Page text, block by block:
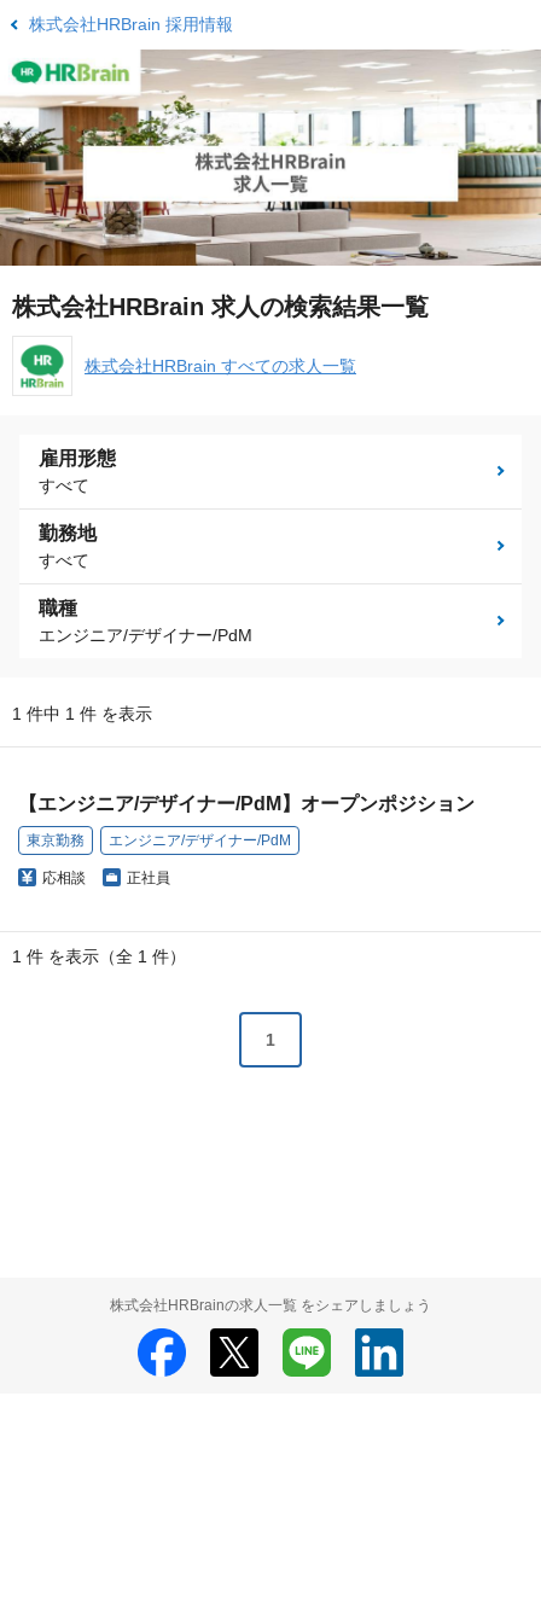
株式会社HRBrain 採用情報
株式会社HRBrain 求人の検索結果一覧
株式会社HRBrain すべての求人一覧
雇用形態
すべて
勤務地
すべて
職種
エンジニア/デザイナー/PdM
1 件中 1 件 を表示
【エンジニア/デザイナー/PdM】オープンポジション
東京勤務 エンジニア/デザイナー/PdM
応相談 正社員
1 件 を表示（全 1 件）
1
株式会社HRBrainの求人一覧 をシェアしましょう